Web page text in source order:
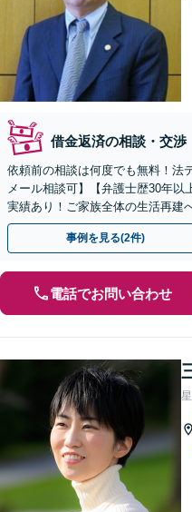
借金返済の相談・交渉
依頼前の相談は何度でも無料！法
メール相談可】【弁護士歴30年以
実績あり！ご家族全体の生活再建
税金の問題まで細やかにサポート
事例を見る(2件)
電話でお問い合わせ